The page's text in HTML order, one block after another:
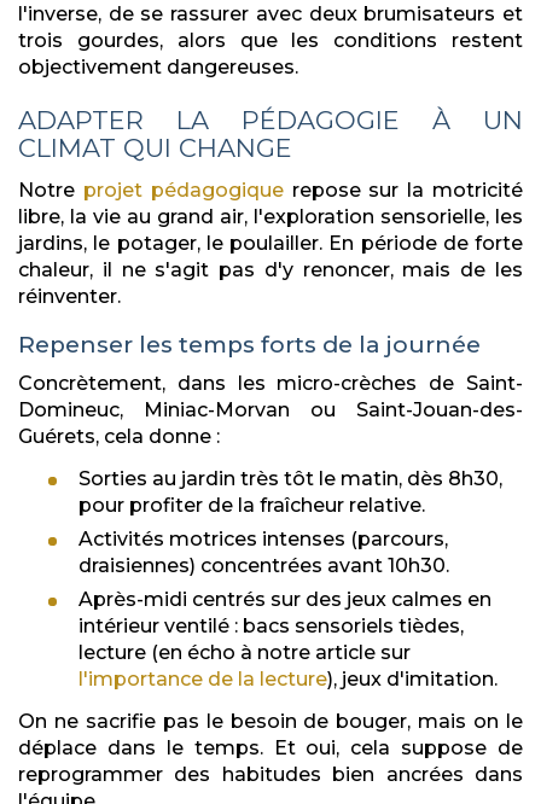
l'inverse, de se rassurer avec deux brumisateurs et
trois gourdes, alors que les conditions restent
objectivement dangereuses.
ADAPTER LA PÉDAGOGIE À UN
CLIMAT QUI CHANGE
Notre projet pédagogiquerepose sur la motricité
libre, la vie au grand air, l'exploration sensorielle, les
jardins, le potager, le poulailler. En période de forte
chaleur, il ne s'agit pas d'y renoncer, mais de les
réinventer.
Repenser les temps forts de la journée
Concrètement, dans les micro-crèches de Saint-
Domineuc, Miniac-Morvan ou Saint-Jouan-des-
Guérets, cela donne :
Sorties au jardin très tôt le matin, dès 8h30,
pour profiter de la fraîcheur relative.
Activités motrices intenses (parcours,
draisiennes) concentrées avant 10h30.
Après-midi centrés sur des jeux calmes en
intérieur ventilé : bacs sensoriels tièdes,
lecture (en écho à notre article sur
l'importance de la lecture), jeux d'imitation.
On ne sacrifie pas le besoin de bouger, mais on le
déplace dans le temps. Et oui, cela suppose de
reprogrammer des habitudes bien ancrées dans